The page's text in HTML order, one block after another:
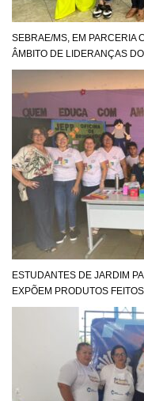
SEBRAE/MS, EM PARCERIA
ÂMBITO DE LIDERANÇAS
ESTUDANTES DE JARDIM
EXPÕEM PRODUTOS